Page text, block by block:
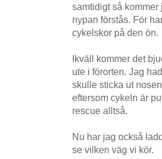
samtidigt så
nypan förstås. För
cykelskor på den ön.
Ikväll kommer det
ute i förorten. Jag
skulle sticka ut
eftersom cykeln är
rescue alltså.
Nu har jag också
se vilken väg vi kör.